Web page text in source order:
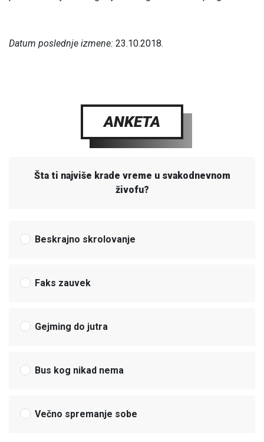
Datum poslednje izmene: 23.10.2018.
ANKETA
Šta ti najviše krade vreme u svakodnevnom
živofu?
Beskrajno skrolovanje
Faks zauvek
Gejming do jutra
Bus kog nikad nema
Večno spremanje sobe